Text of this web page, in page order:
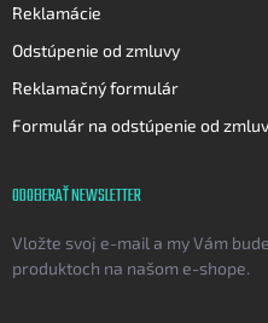
Reklamácie
Odstúpenie od zmluvy
Reklamačný formulár
Formulár na odstúpenie od
ODOBERAŤ NEWSLETTER
Vložte svoj e-mail a my Vám
produktoch na našom e-shope.